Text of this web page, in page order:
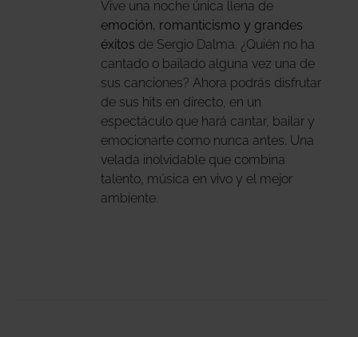
Vive una noche única llena de
emoción, romanticismo y grandes
éxitos de Sergio Dalma. ¿Quién no ha
cantado o bailado alguna vez una de
sus canciones? Ahora podrás disfrutar
de sus hits en directo, en un
espectáculo que hará cantar, bailar y
emocionarte como nunca antes. Una
velada inolvidable que combina
talento, música en vivo y el mejor
ambiente.